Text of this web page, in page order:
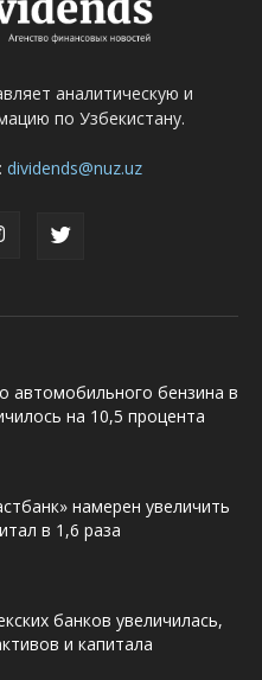
аналитическую и
по Узбекистану.
dividends@nuz.uz
автомобильного бензина в
на 10,5 процента
намерен увеличить
в 1,6 раза
банков увеличилась,
и капитала